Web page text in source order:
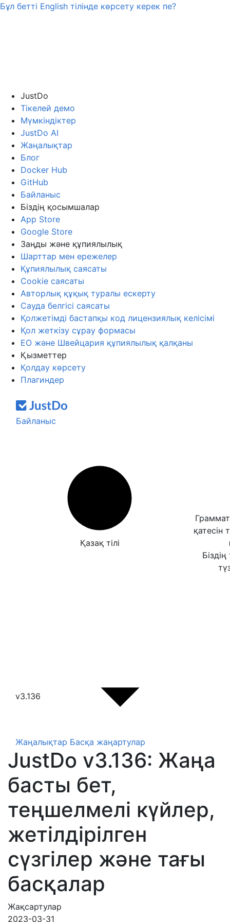
Бұл бетті English тілінде көрсету керек пе?
JustDo
Тікелей демо
Мүмкіндіктер
JustDo AI
Жаңалықтар
Блог
Docker Hub
GitHub
Байланыс
Біздің қосымшалар
App Store
Google Store
Заңды және құпиялылық
Шарттар мен ережелер
Құпиялылық саясаты
Cookie саясаты
Авторлық құқық туралы ескерту
Сауда белгісі саясаты
Қолжетімді бастапқы код лицензиялық келісімі
Қол жеткізу сұрау формасы
ЕО және Швейцария құпиялылық қалқаны
Қызметтер
Қолдау көрсету
Плагиндер
Байланыс
Қазақ тілі
қатесін
v3.136
Жаңалықтар Басқа жаңартулар
JustDo v3.136: Жаңа
басты бет,
теңшелмелі күйлер,
жетілдірілген
сүзгілер және тағы
басқалар
Жақсартулар
2023-03-31